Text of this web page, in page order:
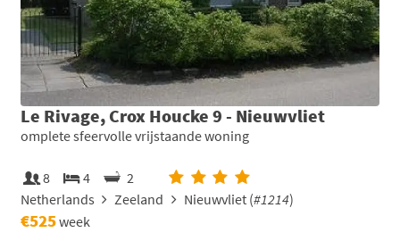
Le Rivage, Crox Houcke 9 - Nieuwvliet
omplete sfeervolle vrijstaande woning
8 4
2
Netherlands
Zeeland Nieuwvliet (#1214)
€525week